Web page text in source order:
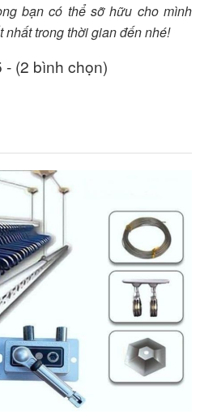
bạn có thể sỡ hữu cho mình
trong thời gian đến nhé!
- (2 bình chọn)